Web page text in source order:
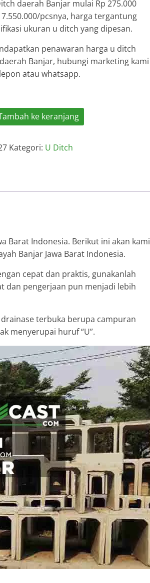
daerah Banjar mulai Rp 275.000
7.550.000/pcsnya, harga tergantung
ukuran u ditch yang dipesan.
penawaran harga u ditch
Banjar, hubungi marketing kami
atau whatsapp.
ke keranjang
Kategori: U Ditch
Barat Indonesia. Berikut ini akan kami
Banjar Jawa Barat Indonesia.
cepat dan praktis, gunakanlah
dan pengerjaan pun menjadi lebih
terbuka berupa campuran
menyerupai huruf “U”.